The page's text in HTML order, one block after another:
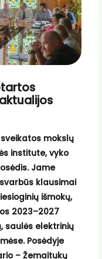
mokslų
institute, vyko
Jame
klausimai
išmokų,
2023–2027
saulės elektrinių
Posėdyje
– Žemaitukų